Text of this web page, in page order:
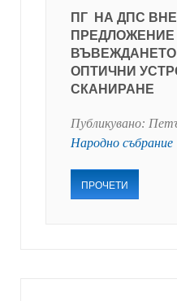
ПГ НА ДПС
ПРЕДЛОЖЕНИЕ
ОПТИЧНИ
СКАНИРАНЕ
Публикувано:
Народно събрание
ПРОЧЕТИ